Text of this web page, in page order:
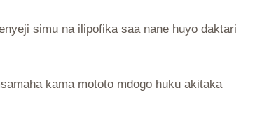
simu na ilipofika saa nane huyo daktari
kama mototo mdogo huku akitaka